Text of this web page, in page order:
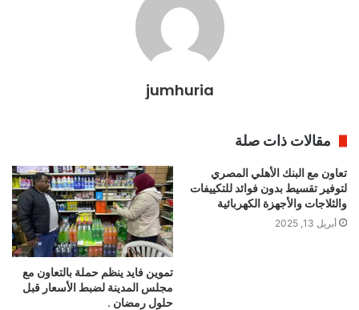
jumhuria
مقالات ذات صلة
تعاون مع البنك الأهلي المصري
لتوفير تقسيط بدون فوائد للتكييفات
والثلاجات والأجهزة الكهربائية
أبريل 13, 2025
تموين فايد ينظم حملة بالتعاون مع
مجلس المدينة لضبط الأسعار قبل
حلول رمضان .